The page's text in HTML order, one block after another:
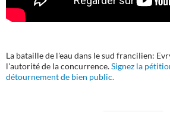
La bataille de l'eau dans le sud francilien:
l'autorité de la concurrence.Signez la
détournement de bien public.